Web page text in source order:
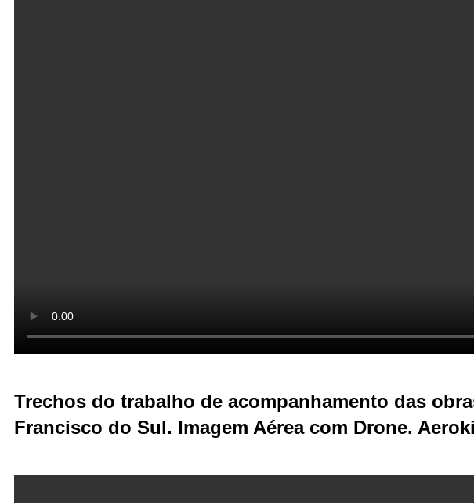
Trechos do trabalho de acompanhamento das
Francisco do Sul. Imagem Aérea com Drone.